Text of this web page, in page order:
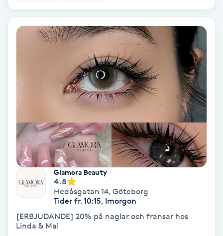
Nagelförlängning gelé
Nagelförlängning glasfiber
Nagelförlängning silke
Nagelklippning
Nagelsvamp
Nageltrång
Nagelvård
Glamora Beauty
4.8
Hedåsgatan 14, Göteborg
Tider fr. 10:15, Imorgon
[ERBJUDANDE] 20% på naglar och fransar hos
Linda & Mai